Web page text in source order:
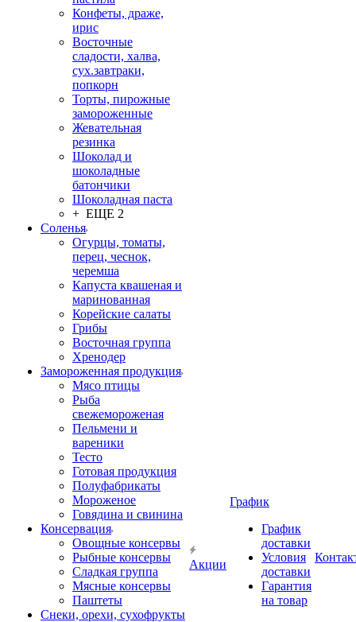
Конфеты, драже,
ирис
Восточные
сладости, халва,
сух.завтраки,
попкорн
Торты, пирожные
замороженные
Жевательная
резинка
Шоколад и
шоколадные
батончики
Шоколадная паста
+ ЕЩЕ 2
Соленья
Огурцы, томаты,
перец, чеснок,
черемша
Капуста квашеная и
маринованная
Корейские салаты
Грибы
Восточная группа
Хренодер
Замороженная продукция
Мясо птицы
Рыба
свежемороженая
Пельмени и
вареники
Тесто
Готовая продукция
Полуфабрикаты
Мороженое
Говядина и свинина
Консервация
Овощные консервы
Рыбные консервы
Сладкая группа
Мясные консервы
Паштеты
Снеки, орехи, сухофрукты
Акции
График
График
доставки
Условия
доставки
Гарантия
на товар